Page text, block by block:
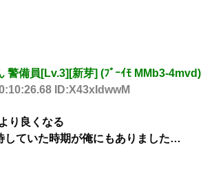
警備員[Lv.3][新芽] (ﾌﾞｰｲﾓ MMb3-4mvd)
ID:X43xIdwwM
り良くなる
していた時期が俺にもありました…